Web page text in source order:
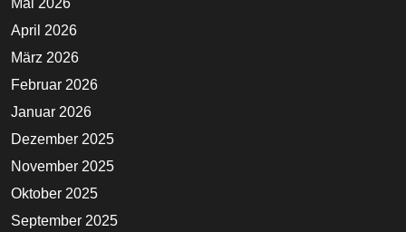
April 2026
März 2026
Februar 2026
Januar 2026
Dezember 2025
November 2025
Oktober 2025
September 2025